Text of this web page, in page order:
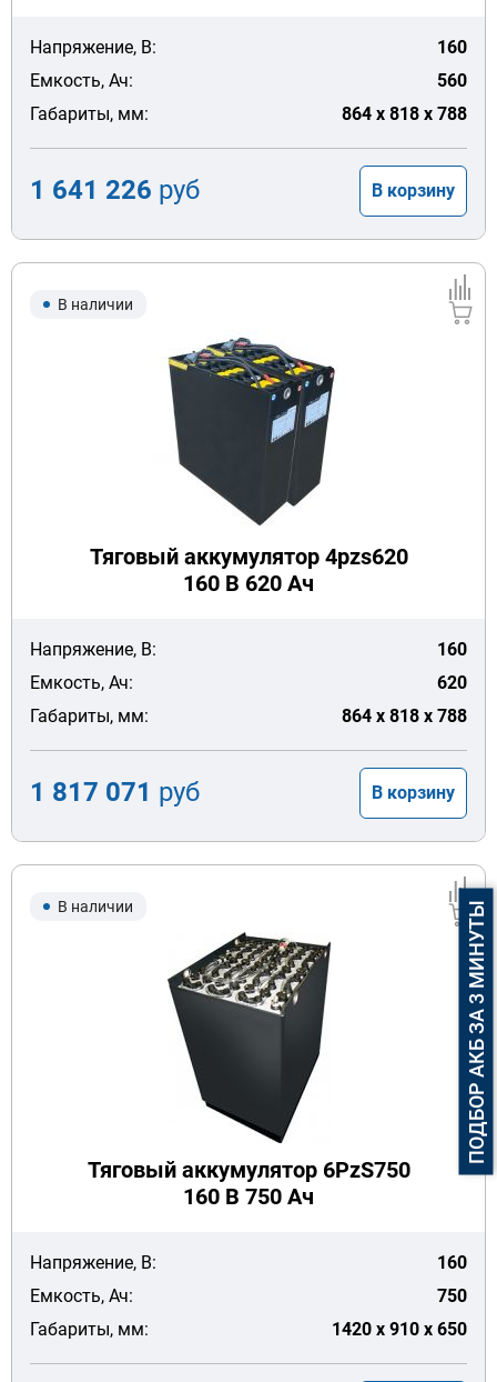
Напряжение, В:
160
Емкость, Ач:
560
Габариты, мм:
864 x 818 x 788
1 641 226 руб В корзину
В наличии
Тяговый аккумулятор 4pzs620
160 В 620 Ач
Напряжение, В:
160
Емкость, Ач:
620
Габариты, мм:
864 x 818 x 788
1 817 071 руб В корзину
В наличии
Тяговый аккумулятор 6PzS750
160 В 750 Ач
Напряжение, В:
160
Емкость, Ач:
750
Габариты, мм:
1420 x 910 x 650
ПОДБОР АКБ ЗА 3 МИНУТЫ